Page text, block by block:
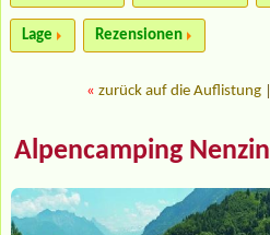
Lage Rezensionen
« zurück auf die Auflistung
Alpencamping